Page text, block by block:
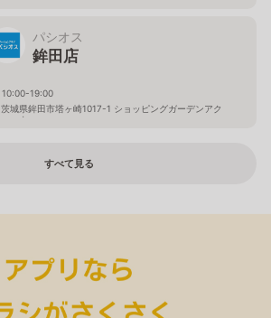
パシオス
鉾田店
10:00-19:00
茨城県鉾田市塔ヶ崎1017-1 ショッピングガーデンアク
ロス内
すべて見る